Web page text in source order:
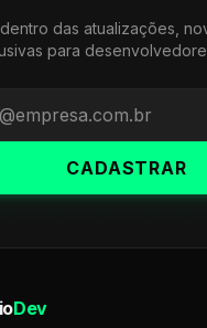
das atualizações,
para
CADASTRAR
Dev